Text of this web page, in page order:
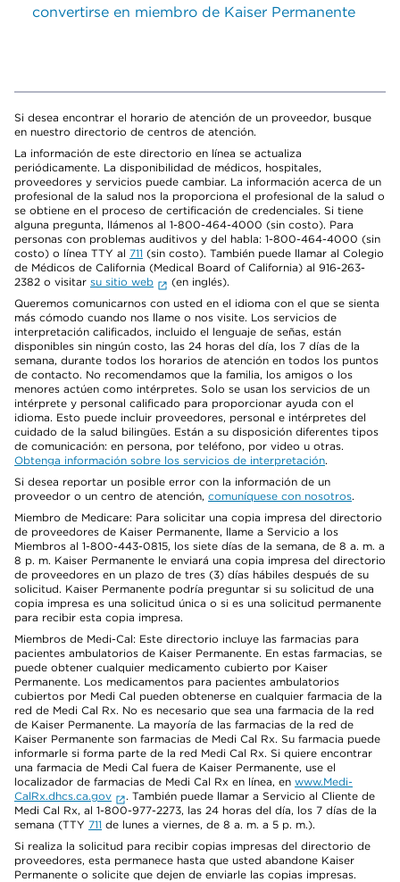
convertirse en miembro de Kaiser Permanente
Si desea encontrar el horario de atención de un proveedor, busque
en nuestro directorio de centros de atención.
La información de este directorio en línea se actualiza
periódicamente. La disponibilidad de médicos, hospitales,
proveedores y servicios puede cambiar. La información acerca de un
profesional de la salud nos la proporciona el profesional de la salud o
se obtiene en el proceso de certificación de credenciales. Si tiene
alguna pregunta, llámenos al 1-800-464-4000 (sin costo). Para
personas con problemas auditivos y del habla: 1-800-464-4000 (sin
costo) o línea TTY al 711 (sin costo). También puede llamar al Colegio
de Médicos de California (Medical Board of California) al 916-263-
2382 o visitar su sitio web
(en inglés).
Queremos comunicarnos con usted en el idioma con el que se sienta
más cómodo cuando nos llame o nos visite. Los servicios de
interpretación calificados, incluido el lenguaje de señas, están
disponibles sin ningún costo, las 24 horas del día, los 7 días de la
semana, durante todos los horarios de atención en todos los puntos
de contacto. No recomendamos que la familia, los amigos o los
menores actúen como intérpretes. Solo se usan los servicios de un
intérprete y personal calificado para proporcionar ayuda con el
idioma. Esto puede incluir proveedores, personal e intérpretes del
cuidado de la salud bilingües. Están a su disposición diferentes tipos
de comunicación: en persona, por teléfono, por video u otras.
Obtenga información sobre los servicios de interpretación.
Si desea reportar un posible error con la información de un
proveedor o un centro de atención, comuníquese con nosotros.
Miembro de Medicare: Para solicitar una copia impresa del directorio
de proveedores de Kaiser Permanente, llame a Servicio a los
Miembros al 1-800-443-0815, los siete días de la semana, de 8 a. m. a
8 p. m. Kaiser Permanente le enviará una copia impresa del directorio
de proveedores en un plazo de tres (3) días hábiles después de su
solicitud. Kaiser Permanente podría preguntar si su solicitud de una
copia impresa es una solicitud única o si es una solicitud permanente
para recibir esta copia impresa.
Miembros de Medi-Cal: Este directorio incluye las farmacias para
pacientes ambulatorios de Kaiser Permanente. En estas farmacias, se
puede obtener cualquier medicamento cubierto por Kaiser
Permanente. Los medicamentos para pacientes ambulatorios
cubiertos por Medi Cal pueden obtenerse en cualquier farmacia de la
red de Medi Cal Rx. No es necesario que sea una farmacia de la red
de Kaiser Permanente. La mayoría de las farmacias de la red de
Kaiser Permanente son farmacias de Medi Cal Rx. Su farmacia puede
informarle si forma parte de la red Medi Cal Rx. Si quiere encontrar
una farmacia de Medi Cal fuera de Kaiser Permanente, use el
localizador de farmacias de Medi Cal Rx en línea, en www.Medi-
CalRx.dhcs.ca.gov
. También puede llamar a Servicio al Cliente de
Medi Cal Rx, al 1-800-977-2273, las 24 horas del día, los 7 días de la
semana (TTY 711 de lunes a viernes, de 8 a. m. a 5 p. m.).
Si realiza la solicitud para recibir copias impresas del directorio de
proveedores, esta permanece hasta que usted abandone Kaiser
Permanente o solicite que dejen de enviarle las copias impresas.